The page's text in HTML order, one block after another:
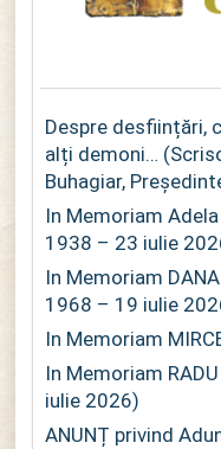
Despre desființări,
alți demoni…
Buhagiar,
In Memoriam
1938 – 23 iulie
In Memoriam
1968 – 19 iulie
In Memoriam
In Memoriam
iulie 2026)
ANUNȚ privind